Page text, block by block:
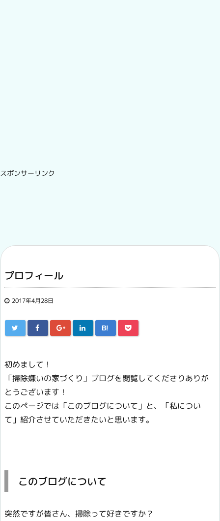
スポンサーリンク
プロフィール
2017年4月28日
B!
初めまして！
「掃除嫌いの家づくり」ブログを閲覧してくださりありが
とうございます！
このページでは「このブログについて」と、「私につい
て」紹介させていただきたいと思います。
このブログについて
突然ですが皆さん、掃除って好きですか？